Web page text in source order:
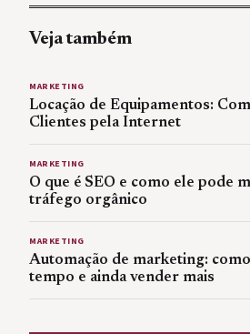
Veja também
MARKETING
Locação de Equipamentos:
Clientes pela Internet
MARKETING
O que é SEO e como ele pode
tráfego orgânico
MARKETING
Automação de marketing:
tempo e ainda vender mais